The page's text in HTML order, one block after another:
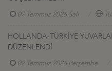
07 Temmuz 2026 Salı
HOLLANDA-TÜRKİYE
DÜZENLENDİ
02 Temmuz 2026 Perşembe